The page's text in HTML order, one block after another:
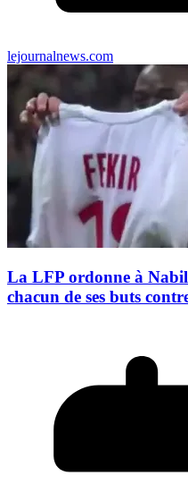
lejournalnews.com
La LFP ordonne à Nabil
chacun de ses buts